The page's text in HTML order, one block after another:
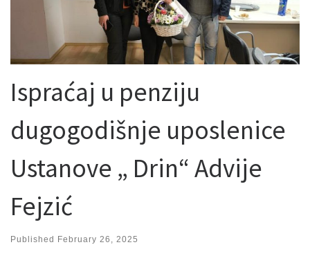
Ispraćaj u penziju
dugogodišnje uposlenice
Ustanove „ Drin“ Advije
Fejzić
Published February 26, 2025